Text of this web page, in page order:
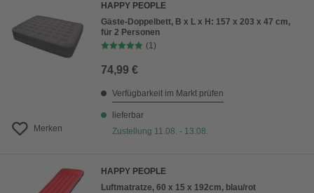
Merken
HAPPY PEOPLE
Gäste-Doppelbett, B x L x H: 157 x 203 x 47 cm,
für 2 Personen
(1)
74,99 €
Verfügbarkeit im Markt prüfen
lieferbar
Zustellung 11.08. - 13.08.
HAPPY PEOPLE
Luftmatratze, 60 x 15 x 192cm, blau/rot